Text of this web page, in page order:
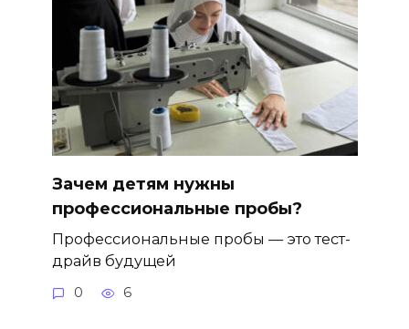
Зачем детям нужны
профессиональные пробы?
Профессиональные пробы — это тест-
драйв будущей
0 6